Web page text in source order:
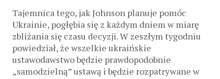
Tajemnica tego, jak Johnson planuje pomóc
Ukrainie, pogłębia się z każdym dniem w miarę
zbliżania się czasu decyzji. W zeszłym tygodniu
powiedział, że wszelkie ukraińskie
ustawodawstwo będzie prawdopodobnie
„samodzielną” ustawą i będzie rozpatrywane w